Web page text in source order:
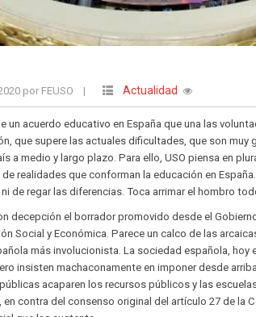
por FEUSO | Actualidad
un acuerdo educativo en España que una las
que supere las actuales dificultades, que son muy
a medio y largo plazo. Para ello, USO piensa en
realidades que conforman la educación en
de regar las diferencias. Toca arrimar el hombro
decepción el borrador promovido desde el
Social y Económica. Parece un calco de las
más involucionista. La sociedad española, hoy
insisten machaconamente en imponer desde
acaparen los recursos públicos y las
en contra del consenso original del artículo 27 de la